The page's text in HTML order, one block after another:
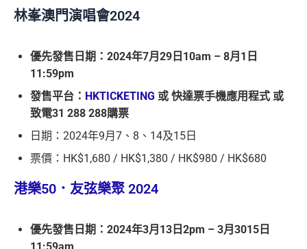
林峯澳門演唱會2024
優先發售日期：2024年7月29日10am – 8月1日
11:59pm
發售平台： HKTICKETING 或 快達票手機應用程式 或
致電31 288 288購票
日期：2024年9月7、8、14及15日
票價：HK$1,680 / HK$1,380 / HK$980 / HK$680
港樂50．友弦樂聚 2024
優先發售日期：2024年3月13日2pm – 3月3015日